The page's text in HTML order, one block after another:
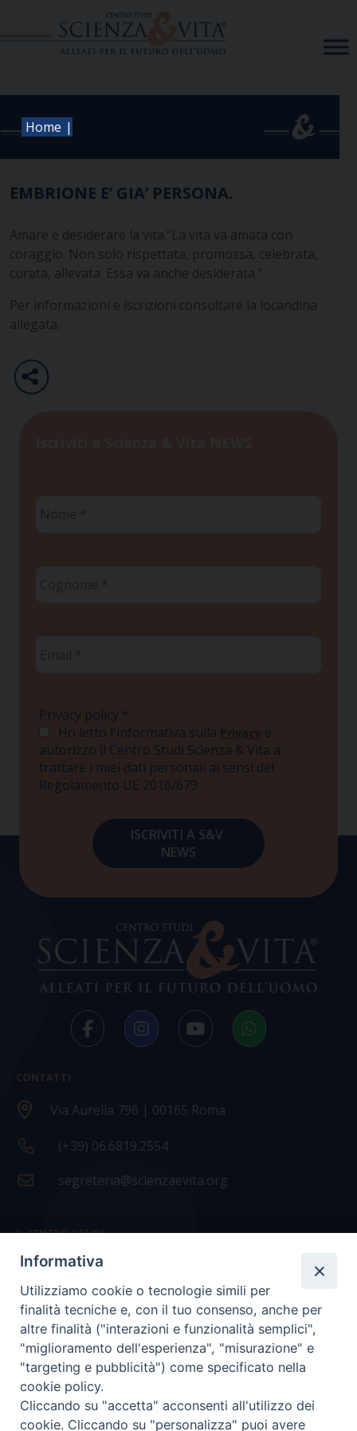
Home |
EMBRIONE E’ GIA’ PERSONA.
Amare e desiderare la vita.“La vita va amata con
coraggio. Non solo rispettata, promossa, celebrata,
curata, allevata. Essa va anche desiderata.”
Per informazioni e iscrizioni consultare la locandina
allegata.
Privacy policy *
Ho letto l'informativa sulla Privacy e
autorizzo il Centro Studi Scienza & Vita a
trattare i miei dati personali ai sensi del
Regolamento UE 2016/679
CONTATTI
Via Aurelia 796 | 00165 Roma
(+39) 06.6819.2554
segreteria@scienzaevita.org
IL CENTRO STUDI
La nostra storia
Statuto
Presidenza e ufficio presidenza
Consiglio scientifico
Coordinamento nazionale
Informativa
Utilizziamo cookie o tecnologie simili per
finalità tecniche e, con il tuo consenso, anche per
altre finalità ("interazioni e funzionalità semplici",
"miglioramento dell'esperienza", "misurazione" e
"targeting e pubblicità") come specificato nella
cookie policy.
Cliccando su "accetta" acconsenti all'utilizzo dei
cookie. Cliccando su "personalizza" puoi avere